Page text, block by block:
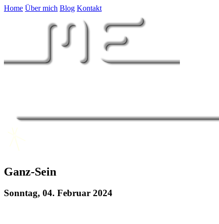
Home Über mich Blog Kontakt
Ganz-Sein
Sonntag, 04. Februar 2024